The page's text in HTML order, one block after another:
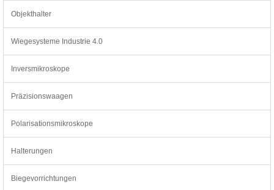
Objekthalter
Wiegesysteme Industrie 4.0
Inversmikroskope
Präzisionswaagen
Polarisationsmikroskope
Halterungen
Biegevorrichtungen